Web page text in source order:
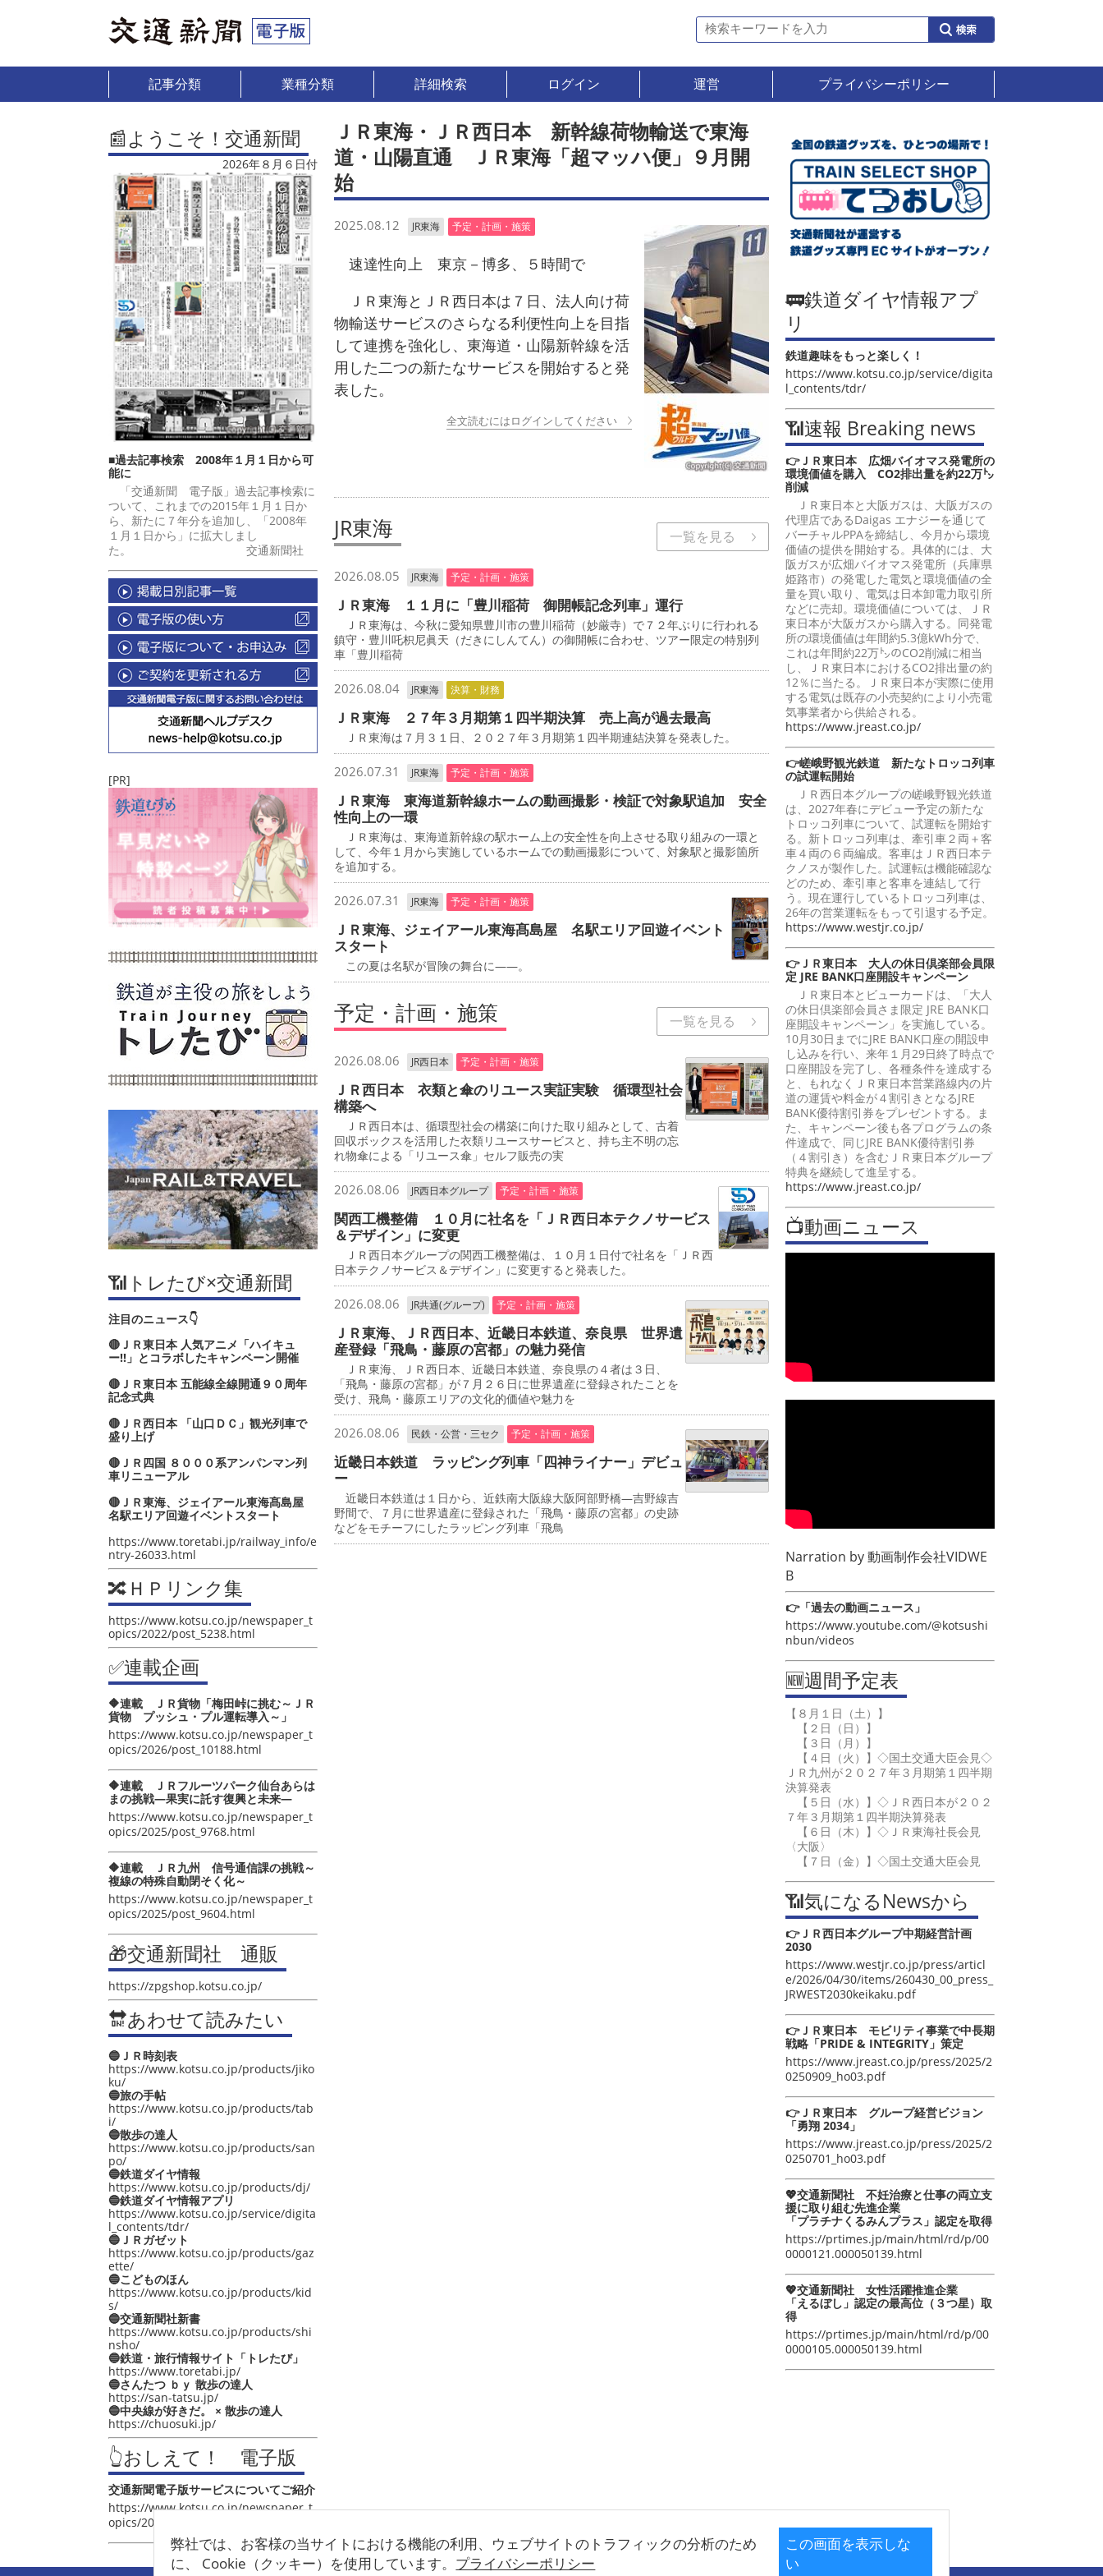
記事分類 業種分類 詳細検索 ログイン 運営 プライバシーポリシー
弊社では、お客様の当サイトにおける機能の利用、ウェブサイトのトラフィックの分析のため
に、 Cookie（クッキー）を使用しています。 プライバシーポリシー
この画面を表示しな
い
📰ようこそ！交通新聞
2026年８月６日付
■過去記事検索 2008年１月１日から可
能に
「交通新聞 電子版」過去記事検索に
ついて、これまでの2015年１月１日か
ら、新たに７年分を追加し、「2008年
１月１日から」に拡大しまし
た。 交通新聞社
[PR]
📶トレたび×交通新聞
注目のニュース👇
🔴ＪＲ東日本 人気アニメ「ハイキュ
ー‼」とコラボしたキャンペーン開催
🔴ＪＲ東日本 五能線全線開通９０周年
記念式典
🔴ＪＲ西日本 「山口ＤＣ」観光列車で
盛り上げ
🔴ＪＲ四国 ８０００系アンパンマン列
車リニューアル
🔴ＪＲ東海、ジェイアール東海髙島屋
名駅エリア回遊イベントスタート
https://www.toretabi.jp/railway_info/e
ntry-26033.html
🔀ＨＰリンク集
https://www.kotsu.co.jp/newspaper_t
opics/2022/post_5238.html
✅連載企画
🔶連載 ＪＲ貨物「梅田峠に挑む～ＪＲ
貨物 プッシュ・プル運転導入～」
https://www.kotsu.co.jp/newspaper_t
opics/2026/post_10188.html
🔶連載 ＪＲフルーツパーク仙台あらは
まの挑戦―果実に託す復興と未来―
https://www.kotsu.co.jp/newspaper_t
opics/2025/post_9768.html
🔶連載 ＪＲ九州 信号通信課の挑戦～
複線の特殊自動閉そく化～
https://www.kotsu.co.jp/newspaper_t
opics/2025/post_9604.html
🎁交通新聞社 通販
https://zpgshop.kotsu.co.jp/
🔛あわせて読みたい
🔵ＪＲ時刻表
https://www.kotsu.co.jp/products/jiko
ku/
🔵旅の手帖
https://www.kotsu.co.jp/products/tab
i/
🔵散歩の達人
https://www.kotsu.co.jp/products/san
po/
🔵鉄道ダイヤ情報
https://www.kotsu.co.jp/products/dj/
🔵鉄道ダイヤ情報アプリ
https://www.kotsu.co.jp/service/digita
l_contents/tdr/
🔵ＪＲガゼット
https://www.kotsu.co.jp/products/gaz
ette/
🔵こどものほん
https://www.kotsu.co.jp/products/kid
s/
🔵交通新聞社新書
https://www.kotsu.co.jp/products/shi
nsho/
🔵鉄道・旅行情報サイト「トレたび」
https://www.toretabi.jp/
🔵さんたつ ｂｙ 散歩の達人
https://san-tatsu.jp/
🔵中央線が好きだ。 × 散歩の達人
https://chuosuki.jp/
👆おしえて！ 電子版
交通新聞電子版サービスについてご紹介
https://www.kotsu.co.jp/newspaper_t
opics/2021/post_4048.html
ＪＲ東海・ＪＲ西日本 新幹線荷物輸送で東海
道・山陽直通 ＪＲ東海「超マッハ便」９月開
始
2025.08.12 JR東海 予定・計画・施策
速達性向上 東京－博多、５時間で
ＪＲ東海とＪＲ西日本は７日、法人向け荷
物輸送サービスのさらなる利便性向上を目指
して連携を強化し、東海道・山陽新幹線を活
用した二つの新たなサービスを開始すると発
表した。
全文読むにはログインしてください
JR東海 一覧を見る
2026.08.05 JR東海 予定・計画・施策
ＪＲ東海 １１月に「豊川稲荷 御開帳記念列車」運行
ＪＲ東海は、今秋に愛知県豊川市の豊川稲荷（妙厳寺）で７２年ぶりに行われる
鎮守・豊川吒枳尼眞天（だきにしんてん）の御開帳に合わせ、ツアー限定の特別列
車「豊川稲荷
2026.08.04 JR東海 決算・財務
ＪＲ東海 ２７年３月期第１四半期決算 売上高が過去最高
ＪＲ東海は７月３１日、２０２７年３月期第１四半期連結決算を発表した。
2026.07.31 JR東海 予定・計画・施策
ＪＲ東海 東海道新幹線ホームの動画撮影・検証で対象駅追加 安全
性向上の一環
ＪＲ東海は、東海道新幹線の駅ホーム上の安全性を向上させる取り組みの一環と
して、今年１月から実施しているホームでの動画撮影について、対象駅と撮影箇所
を追加する。
2026.07.31 JR東海 予定・計画・施策
ＪＲ東海、ジェイアール東海髙島屋 名駅エリア回遊イベント
スタート
この夏は名駅が冒険の舞台に――。
予定・計画・施策 一覧を見る
2026.08.06 JR西日本 予定・計画・施策
ＪＲ西日本 衣類と傘のリユース実証実験 循環型社会
構築へ
ＪＲ西日本は、循環型社会の構築に向けた取り組みとして、古着
回収ボックスを活用した衣類リユースサービスと、持ち主不明の忘
れ物傘による「リユース傘」セルフ販売の実
2026.08.06 JR西日本グループ 予定・計画・施策
関西工機整備 １０月に社名を「ＪＲ西日本テクノサービス
＆デザイン」に変更
ＪＲ西日本グループの関西工機整備は、１０月１日付で社名を「ＪＲ西
日本テクノサービス＆デザイン」に変更すると発表した。
2026.08.06 JR共通(グループ) 予定・計画・施策
ＪＲ東海、ＪＲ西日本、近畿日本鉄道、奈良県 世界遺
産登録「飛鳥・藤原の宮都」の魅力発信
ＪＲ東海、ＪＲ西日本、近畿日本鉄道、奈良県の４者は３日、
「飛鳥・藤原の宮都」が７月２６日に世界遺産に登録されたことを
受け、飛鳥・藤原エリアの文化的価値や魅力を
2026.08.06 民鉄・公営・三セク 予定・計画・施策
近畿日本鉄道 ラッピング列車「四神ライナー」デビュ
ー
近畿日本鉄道は１日から、近鉄南大阪線大阪阿部野橋―吉野線吉
野間で、７月に世界遺産に登録された「飛鳥・藤原の宮都」の史跡
などをモチーフにしたラッピング列車「飛鳥
🚃鉄道ダイヤ情報アプ
リ
鉄道趣味をもっと楽しく！
https://www.kotsu.co.jp/service/digita
l_contents/tdr/
📶速報 Breaking news
👉ＪＲ東日本 広畑バイオマス発電所の
環境価値を購入 CO2排出量を約22万㌧
削減
ＪＲ東日本と大阪ガスは、大阪ガスの
代理店であるDaigas エナジーを通じて
バーチャルPPAを締結し、今月から環境
価値の提供を開始する。具体的には、大
阪ガスが広畑バイオマス発電所（兵庫県
姫路市）の発電した電気と環境価値の全
量を買い取り、電気は日本卸電力取引所
などに売却。環境価値については、ＪＲ
東日本が大阪ガスから購入する。同発電
所の環境価値は年間約5.3億kWh分で、
これは年間約22万㌧のCO2削減に相当
し、ＪＲ東日本におけるCO2排出量の約
12％に当たる。ＪＲ東日本が実際に使用
する電気は既存の小売契約により小売電
気事業者から供給される。
https://www.jreast.co.jp/
👉嵯峨野観光鉄道 新たなトロッコ列車
の試運転開始
ＪＲ西日本グループの嵯峨野観光鉄道
は、2027年春にデビュー予定の新たな
トロッコ列車について、試運転を開始す
る。新トロッコ列車は、牽引車２両＋客
車４両の６両編成。客車はＪＲ西日本テ
クノスが製作した。試運転は機能確認な
どのため、牽引車と客車を連結して行
う。現在運行しているトロッコ列車は、
26年の営業運転をもって引退する予定。
https://www.westjr.co.jp/
👉ＪＲ東日本 大人の休日倶楽部会員限
定 JRE BANK口座開設キャンペーン
ＪＲ東日本とビューカードは、「大人
の休日倶楽部会員さま限定 JRE BANK口
座開設キャンペーン」を実施している。
10月30日までにJRE BANK口座の開設申
し込みを行い、来年１月29日終了時点で
口座開設を完了し、各種条件を達成する
と、もれなくＪＲ東日本営業路線内の片
道の運賃や料金が４割引きとなるJRE
BANK優待割引券をプレゼントする。ま
た、キャンペーン後も各プログラムの条
件達成で、同じJRE BANK優待割引券
（４割引き）を含むＪＲ東日本グループ
特典を継続して進呈する。
https://www.jreast.co.jp/
📺動画ニュース
Narration by動画制作会社VIDWE
B
👉「過去の動画ニュース」
https://www.youtube.com/@kotsushi
nbun/videos
🆕週間予定表
【８月１日（土）】
【２日（日）】
【３日（月）】
【４日（火）】◇国土交通大臣会見◇
ＪＲ九州が２０２７年３月期第１四半期
決算発表
【５日（水）】◇ＪＲ西日本が２０２
７年３月期第１四半期決算発表
【６日（木）】◇ＪＲ東海社長会見
〈大阪〉
【７日（金）】◇国土交通大臣会見
📶気になるNewsから
👉ＪＲ西日本グループ中期経営計画
2030
https://www.westjr.co.jp/press/articl
e/2026/04/30/items/260430_00_press_
JRWEST2030keikaku.pdf
👉ＪＲ東日本 モビリティ事業で中長期
戦略「PRIDE & INTEGRITY」策定
https://www.jreast.co.jp/press/2025/2
0250909_ho03.pdf
👉ＪＲ東日本 グループ経営ビジョン
「勇翔 2034」
https://www.jreast.co.jp/press/2025/2
0250701_ho03.pdf
💖交通新聞社 不妊治療と仕事の両立支
援に取り組む先進企業
「プラチナくるみんプラス」認定を取得
https://prtimes.jp/main/html/rd/p/00
0000121.000050139.html
💖交通新聞社 女性活躍推進企業
「えるぼし」認定の最高位（３つ星）取
得
https://prtimes.jp/main/html/rd/p/00
0000105.000050139.html